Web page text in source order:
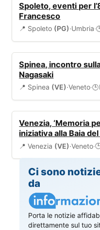
Spoleto, eventi per
Francesco
📍 Spoleto (PG)·Umbria·
Spinea, incontro
Nagasaki
📍 Spinea (VE)·Veneto·🕒
Venezia, ‘Memoria
iniziativa alla Baia
📍 Venezia (VE)·Veneto·
Ci sono
da
Porta le notizie
direttamente sul tuo